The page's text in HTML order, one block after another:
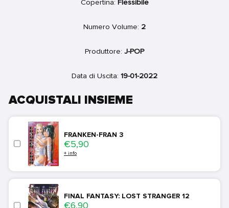
Copertina: Flessibile
Numero Volume: 2
Produttore: J-POP
Data di Uscita: 19-01-2022
ACQUISTALI INSIEME
FRANKEN-FRAN 3
Price
€5,90
+ info
FINAL FANTASY: LOST STRANGER 12
Price
€6,90